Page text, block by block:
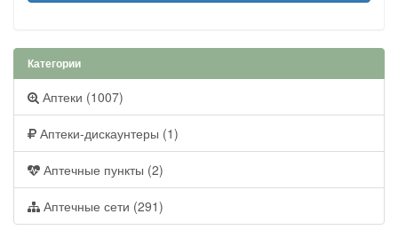
Категории
Аптеки (1007)
Аптеки-дискаунтеры (1)
Аптечные пункты (2)
Аптечные сети (291)